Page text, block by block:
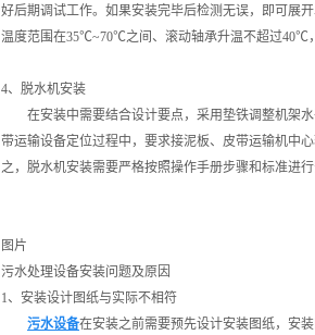
好后期调试工作。如果安装完毕后检测无误，即可展
温度范围在35℃~70℃之间、滚动轴承升温不超过40℃
4、脱水机安装
在安装中需要结合设计要点，采用垫铁调整机架水
带运输设备定位过程中，要求接泥板、皮带运输机中
之，脱水机安装需要严格按照操作手册步骤和标准进
图片
污水处理设备安装问题及原因
1、安装设计图纸与实际不相符
污水设备在安装之前需要预先设计安装图纸，安